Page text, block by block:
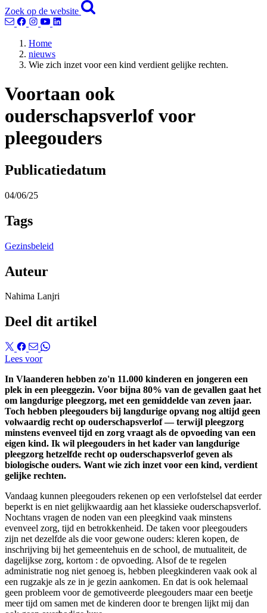
Zoek op de website
Home
nieuws
Wie zich inzet voor een kind verdient gelijke rechten.
Voortaan ook
ouderschapsverlof voor
pleegouders
Publicatiedatum
04/06/25
Tags
Gezinsbeleid
Auteur
Nahima Lanjri
Deel dit artikel
Lees voor
In Vlaanderen hebben zo'n 11.000 kinderen en jongeren een
plek in een pleeggezin. Voor bijna 80% van de gevallen gaat het
om langdurige pleegzorg, met een gemiddelde van zeven jaar.
Toch hebben pleegouders bij langdurige opvang nog altijd geen
volwaardig recht op ouderschapsverlof — terwijl pleegzorg
minstens evenveel tijd en zorg vraagt als de opvoeding van een
eigen kind. Ik wil pleegouders in het kader van langdurige
pleegzorg hetzelfde recht op ouderschapsverlof geven als
biologische ouders. Want wie zich inzet voor een kind, verdient
gelijke rechten.
Vandaag kunnen pleegouders rekenen op een verlofstelsel dat eerder
beperkt is en niet gelijkwaardig aan het klassieke ouderschapsverlof.
Nochtans vragen de noden van een pleegkind vaak minstens
evenveel zorg, tijd en betrokkenheid. De taken voor pleegouders
zijn net dezelfde als die voor gewone ouders: kleren kopen, de
inschrijving bij het gemeentehuis en de school, de mutualiteit, de
dagelijkse zorg, kortom : de opvoeding. Alsof de te regelen
administratie nog niet genoeg is, hebben pleegkinderen vaak ook al
een rugzakje als ze in je gezin aankomen. En dat is ook helemaal
geen probleem voor de gemotiveerde pleegouders maar een beetje
meer tijd om samen met de kinderen door te brengen lijkt mij dan